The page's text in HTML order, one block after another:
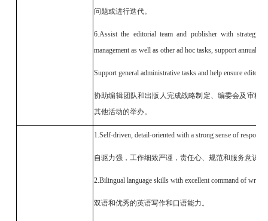
问题或进行迭代。
6.Assist the editorial team and publisher with strategy
management as well as other ad hoc tasks, support annual
Support general administrative tasks and help ensure
协助编辑团队和出版人完成战略制定、编委会及审稿
其他活动的举办。
1.Self-driven, detail-oriented with a strong sense of
自驱力强，工作细致严谨，责任心、规范和服务意识强
2.Bilingual language skills with excellent command of
双语和优秀的英语写作和口语能力。